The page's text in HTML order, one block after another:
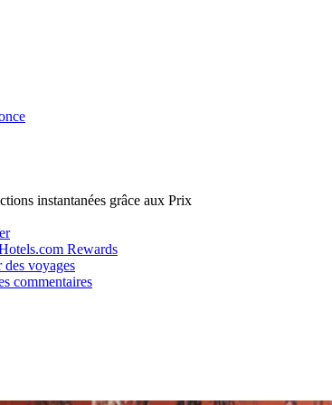
instantanées grâce aux Prix
Rewards
des voyages
commentaires